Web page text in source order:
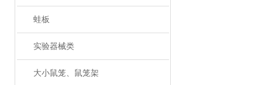
蛙板
实验器械类
大小鼠笼、鼠笼架